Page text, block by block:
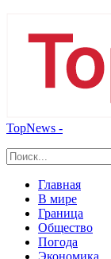
TopNews -
Главная
В мире
Граница
Общество
Погода
Экономика